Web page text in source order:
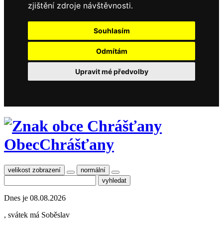
zjištění zdroje návštěvnosti.
Souhlasím
Odmítám
Upravit mé předvolby
ObecChrášťany
velikost zobrazení normální
Dnes je 08.08.2026
, svátek má Soběslav